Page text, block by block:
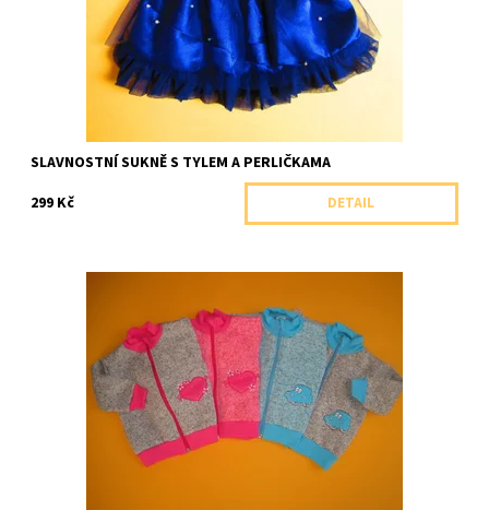
SLAVNOSTNÍ SUKNĚ S TYLEM A PERLIČKAMA
299 Kč
DETAIL
Teploučká kojenecká mikinka - svetr se stojáčkem a výšivkou.
Skladem 1 ks
Arex, ČR